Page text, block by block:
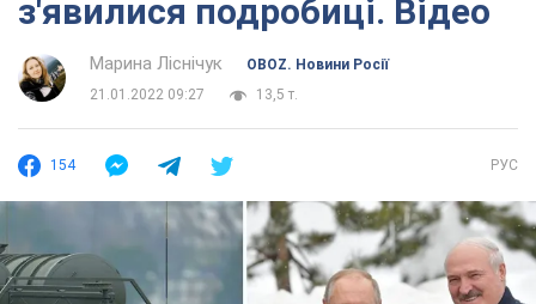
з'явилися подробиці. Відео
Марина Ліснічук
OBOZ. Новини Росії
21.01.2022 09:27
13,5 т.
154 РУС